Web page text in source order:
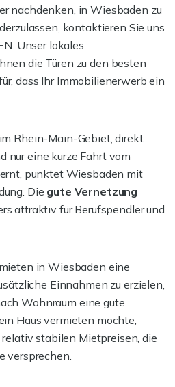
nachdenken, in Wiesbaden zu
kontaktieren Sie uns
Unser lokales
die Türen zu den besten
dass Ihr Immobilienerwerb ein
Rhein-Main-Gebiet, direkt
nur eine kurze Fahrt vom
punktet Wiesbaden mit
Die gute Vernetzung
attraktiv für Berufspendler und
in Wiesbaden eine
Einnahmen zu erzielen,
Wohnraum eine gute
Haus vermieten möchte,
stabilen Mietpreisen, die
versprechen.